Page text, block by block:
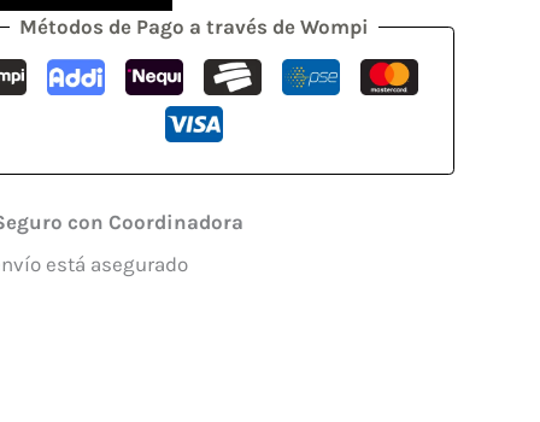
Métodos de Pago a través de Wompi
con Coordinadora
está asegurado